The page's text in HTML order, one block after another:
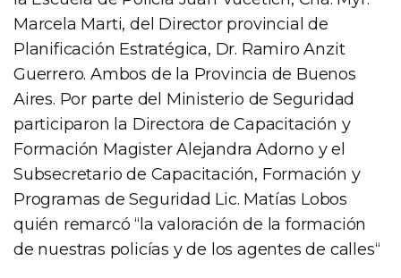
Marcela Marti, del Director provincial de
Planificación Estratégica, Dr. Ramiro Anzit
Guerrero. Ambos de la Provincia de Buenos
Aires. Por parte del Ministerio de Seguridad
participaron la Directora de Capacitación y
Formación Magister Alejandra Adorno y el
Subsecretario de Capacitación, Formación y
Programas de Seguridad Lic. Matías Lobos
quién remarcó “la valoración de la formación
de nuestras policías y de los agentes de calles“